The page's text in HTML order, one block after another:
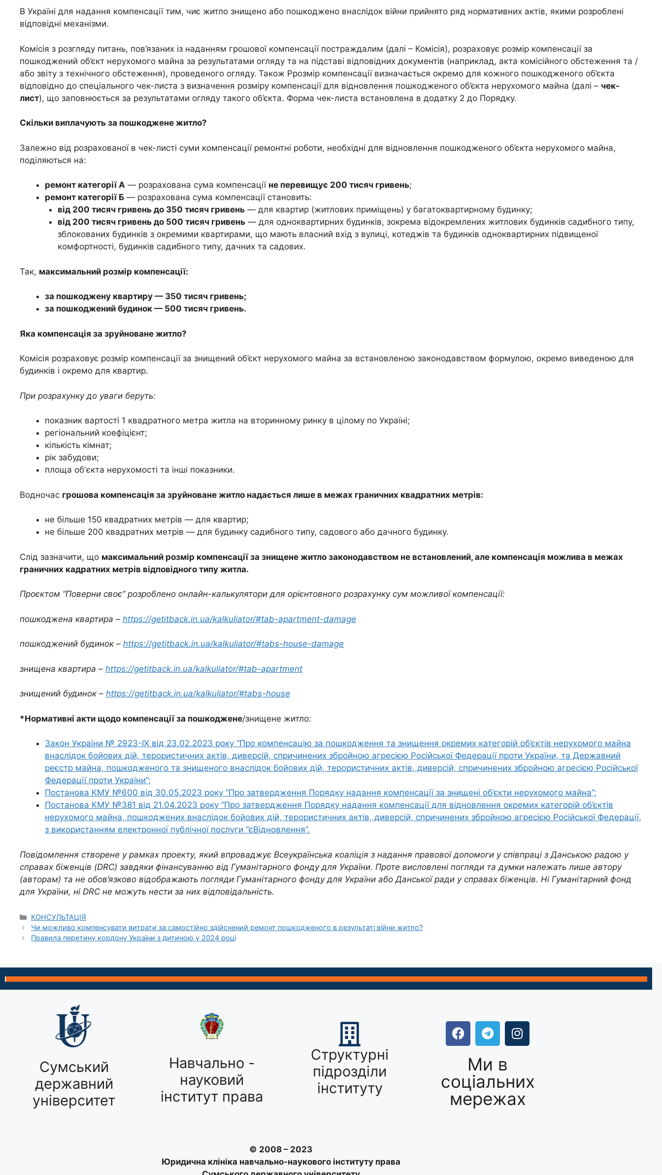
В Україні для надання компенсації тим, чиє житло знищено або пошкоджено внаслідок війни прийнято ряд нормативних актів, якими розроблені
відповідні механізми.
Комісія з розгляду питань, пов’язаних із наданням грошової компенсації постраждалим (далі – Комісія), розраховує розмір компенсації за
пошкоджений об’єкт нерухомого майна за результатами огляду та на підставі відповідних документів (наприклад, акта комісійного обстеження та /
або звіту з технічного обстеження), проведеного огляду. Також Ррозмір компенсації визначається окремо для кожного пошкодженого об’єкта
відповідно до спеціального чек-листа з визначення розміру компенсації для відновлення пошкодженого об’єкта нерухомого майна (далі – чек-
лист), що заповнюється за результатами огляду такого об’єкта. Форма чек-листа встановлена в додатку 2 до Порядку.
Скільки виплачують за пошкоджене житло?
Залежно від розрахованої в чек-листі суми компенсації ремонтні роботи, необхідні для відновлення пошкодженого об’єкта нерухомого майна,
поділяються на:
ремонт категорії А — розрахована сума компенсації не перевищує 200 тисяч гривень;
ремонт категорії Б — розрахована сума компенсації становить:
від 200 тисяч гривень до 350 тисяч гривень— для квартир (житлових приміщень) у багатоквартирному будинку;
від 200 тисяч гривень до 500 тисяч гривень— для одноквартирних будинків, зокрема відокремлених житлових будинків садибного типу,
зблокованих будинків з окремими квартирами, що мають власний вхід з вулиці, котеджів та будинків одноквартирних підвищеної
комфортності, будинків садибного типу, дачних та садових.
Так, максимальний розмір компенсації:
за пошкоджену квартиру — 350 тисяч гривень;
за пошкоджений будинок — 500 тисяч гривень.
Яка компенсація за зруйноване житло?
Комісія розраховує розмір компенсації за знищений об’єкт нерухомого майна за встановленою законодавством формулою, окремо виведеною для
будинків і окремо для квартир.
При розрахунку до уваги беруть:
показник вартості 1 квадратного метра житла на вторинному ринку в цілому по Україні;
регіональний коефіцієнт;
кількість кімнат;
рік забудови;
площа обʼєкта нерухомості та інші показники.
Водночас грошова компенсація за зруйноване житло надається лише в межах граничних квадратних метрів:
не більше 150 квадратних метрів — для квартир;
не більше 200 квадратних метрів — для будинку садибного типу, садового або дачного будинку.
Слід зазначити, що максимальний розмір компенсації за знищене житло законодавством не встановлений, але компенсація можлива в межах
граничних кадратних метрів відповідного типу житла.
Проєктом “Поверни своє” розроблено онлайн-калькулятори для орієнтовного розрахунку сум можливої компенсації:
пошкоджена квартира – https://getitback.in.ua/kalkuliator/#tab-apartment-damage
пошкоджений будинок – https://getitback.in.ua/kalkuliator/#tabs-house-damage
знищена квартира – https://getitback.in.ua/kalkuliator/#tab-apartment
знищений будинок – https://getitback.in.ua/kalkuliator/#tabs-house
*Нормативні акти щодо компенсації за пошкоджене/знищене житло:
Закон України № 2923-IX від 23.02.2023 року “Про компенсацію за пошкодження та знищення окремих категорій об’єктів нерухомого майна
внаслідок бойових дій, терористичних актів, диверсій, спричинених збройною агресією Російської Федерації проти України, та Державний
реєстр майна, пошкодженого та знищеного внаслідок бойових дій, терористичних актів, диверсій, спричинених збройною агресією Російської
Федерації проти України”;
Постанова КМУ №600 від 30.05.2023 року “Про затвердження Порядку надання компенсації за знищені об’єкти нерухомого майна”;
Постанова КМУ №381 від 21.04.2023 року “Про затвердження Порядку надання компенсації для відновлення окремих категорій об’єктів
нерухомого майна, пошкоджених внаслідок бойових дій, терористичних актів, диверсій, спричинених збройною агресією Російської Федерації,
з використанням електронної публічної послуги “єВідновлення”.
Повідомлення створене у рамках проекту, який впроваджує Всеукраїнська коаліція з надання правової допомоги у співпраці з Данською радою у
справах біженців (DRC) завдяки фінансуванню від Гуманітарного фонду для України. Проте висловлені погляди та думки належать лише автору
(авторам) та не обов’язково відображають погляди Гуманітарного фонду для України або Данської ради у справах біженців. Ні Гуманітарний фонд
для України, ні DRC не можуть нести за них відповідальність.
КОНСУЛЬТАЦІЯ
Чи можливо компенсувати витрати за самостійно здійснений ремонт пошкодженого в результаті війни житло?
Правила перетину кордону України з дитиною у 2024 році
Сумський
державний
університет
Навчально -
науковий
інститут права
Структурні
підрозділи
інституту
Ми в
соціальних
мережах
© 2008 – 2023
Юридична клініка навчально-наукового інституту права